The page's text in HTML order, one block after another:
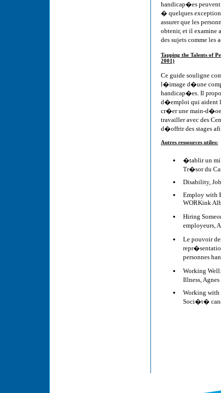
handicap�es
� quelques
assurer que les
obtenir, et il examine
des sujets comme
Tapping the Talents of
2001)
Ce guide souligne
l�image d�une
handicap�es. Il
d�emploi qui aident
cr�er une main-
travailler avec des
d�offrir des stages
Autres ressources utiles:
�tablir un
Tr�sor du
Disability,
Employ with
WORKink
Hiring
employeurs,
Le pouvoir
personnes
Working
Illness,
Working with
Soci�t�